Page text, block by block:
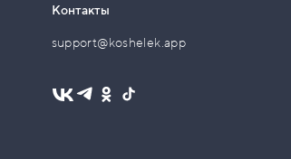
Контакты
support@koshelek.app